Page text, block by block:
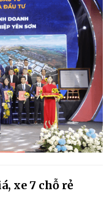
xe 7 chỗ rẻ